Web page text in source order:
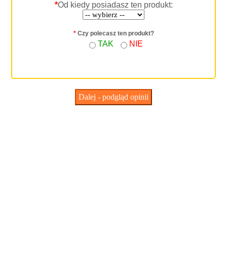
*Od kiedy posiadasz ten produkt:
*Czy polecasz ten produkt?
TAK NIE